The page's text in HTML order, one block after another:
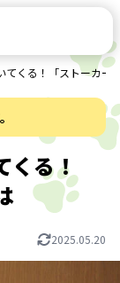
てくる！「ストーカー
くる！
2025.05.20